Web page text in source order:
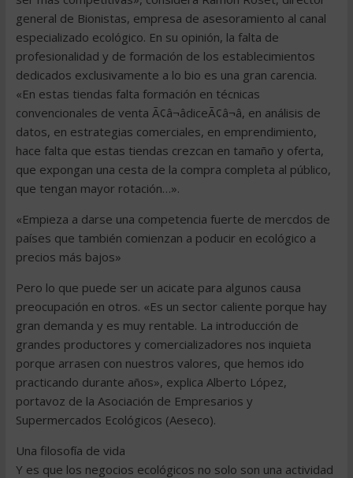
general de Bionistas, empresa de asesoramiento al canal
especializado ecológico. En su opinión, la falta de
profesionalidad y de formación de los establecimientos
dedicados exclusivamente a lo bio es una gran carencia.
«En estas tiendas falta formación en técnicas
convencionales de venta Ã¢â¬âdiceÃ¢â¬â, en análisis de
datos, en estrategias comerciales, en emprendimiento,
hace falta que estas tiendas crezcan en tamaño y oferta,
que expongan una cesta de la compra completa al público,
que tengan mayor rotación…».
«Empieza a darse una competencia fuerte de mercdos de
países que también comienzan a poducir en ecológico a
precios más bajos»
Pero lo que puede ser un acicate para algunos causa
preocupación en otros. «Es un sector caliente porque hay
gran demanda y es muy rentable. La introducción de
grandes productores y comercializadores nos inquieta
porque arrasen con nuestros valores, que hemos ido
practicando durante años», explica Alberto López,
portavoz de la Asociación de Empresarios y
Supermercados Ecológicos (Aeseco).
Una filosofía de vida
Y es que los negocios ecológicos no solo son una actividad